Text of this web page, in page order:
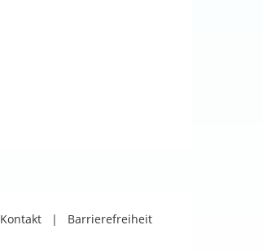
Kontakt | Barrierefreiheit